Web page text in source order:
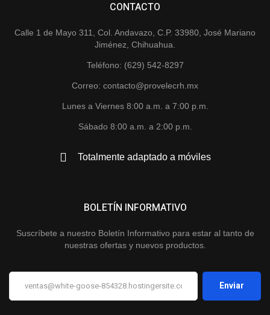
CONTACTO
Calle 1 de Mayo 311, Col. Andavazo, C.P. 33980, José Mariano
Jiménez, Chihuahua.
Teléfono: (629) 542-8297
Correo: contacto@provelecrh.mx
Lunes a Viernes 8:00 a.m. a 7:00 p.m.
Sábado 8:00 a.m. a 2:00 p.m.
Totalmente adaptado a móviles
BOLETÍN INFORMATIVO
Suscríbete a nuestro Boletín Informativo para estar al tanto de
nuestras ofertas y nuevos productos.